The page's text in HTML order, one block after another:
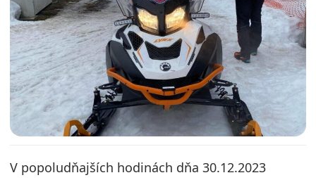
V popoludňajších hodinách dňa 30.12.2023